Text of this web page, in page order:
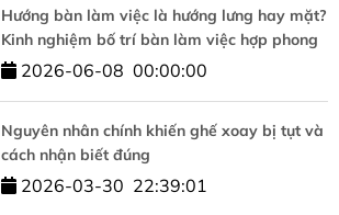
Hướng bàn làm việc là hướng lưng hay mặt?
Kinh nghiệm bố trí bàn làm việc hợp phong
thủy2026-06-08 00:00:00
Nguyên nhân chính khiến ghế xoay bị tụt và
cách nhận biết đúng
2026-03-30 22:39:01